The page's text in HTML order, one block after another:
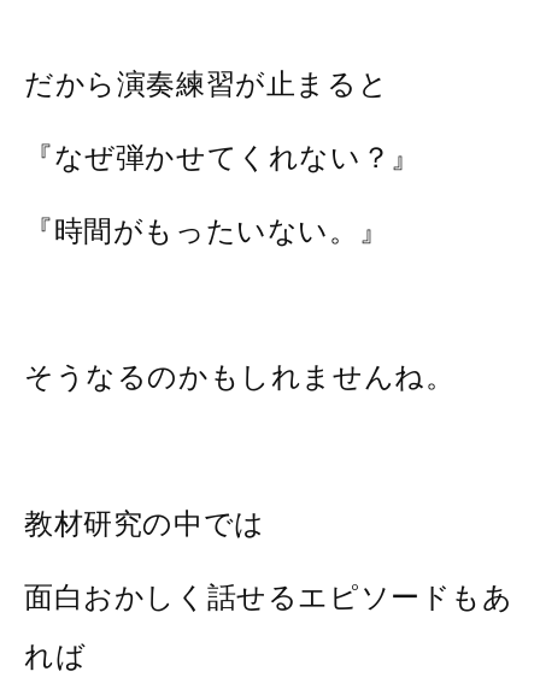
だから演奏練習が止まると
『なぜ弾かせてくれない？』
『時間がもったいない。』
そうなるのかもしれませんね。
教材研究の中では
面白おかしく話せるエピソードもあ
れば